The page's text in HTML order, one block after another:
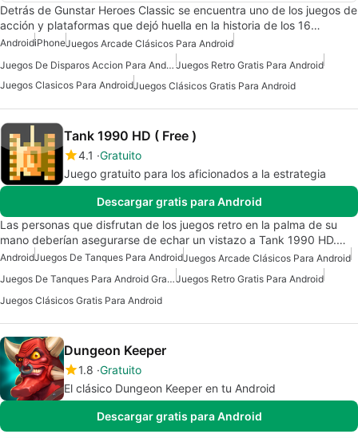
Detrás de Gunstar Heroes Classic se encuentra uno de los juegos de
acción y plataformas que dejó huella en la historia de los 16…
AndroidiPhoneJuegos Arcade Clásicos Para Android
Juegos De Disparos Accion Para Android Juegos Retro Gratis Para Android
Juegos Clasicos Para AndroidJuegos Clásicos Gratis Para Android
Tank 1990 HD ( Free )
4.1 Gratuito
Juego gratuito para los aficionados a la estrategia
Descargar gratis para Android
Las personas que disfrutan de los juegos retro en la palma de su
mano deberían asegurarse de echar un vistazo a Tank 1990 HD.…
AndroidJuegos De Tanques Para AndroidJuegos Arcade Clásicos Para Android
Juegos De Tanques Para Android GratisJuegos Retro Gratis Para Android
Juegos Clásicos Gratis Para Android
Dungeon Keeper
1.8 Gratuito
El clásico Dungeon Keeper en tu Android
Descargar gratis para Android